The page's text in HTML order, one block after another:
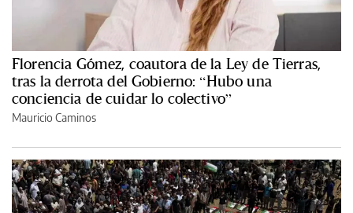
Florencia Gómez, coautora de la Ley de Tierras,
tras la derrota del Gobierno: “Hubo una
conciencia de cuidar lo colectivo”
Mauricio Caminos